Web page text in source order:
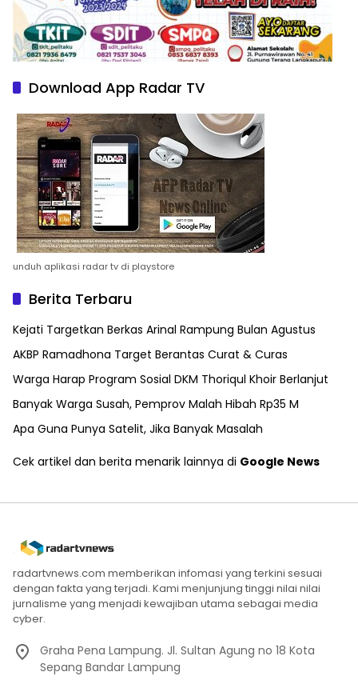
Download App Radar TV
unduh aplikasi radar tv di playstore
Berita Terbaru
Kejati Targetkan Berkas Arinal Rampung Bulan Agustus
AKBP Ramadhona Target Berantas Curat & Curas
Warga Harap Program Sosial DKM Thoriqul Khoir Berlanjut
Banyak Warga Susah, Pemprov Malah Hibah Rp35 M
Apa Guna Punya Satelit, Jika Banyak Masalah
Cek artikel dan berita menarik lainnya di Google News
radartvnews.com memberikan infomasi yang terkini sesuai
dengan fakta yang terjadi. Kami menjunjung tinggi nilai nilai
jurnalisme yang menjadi kewajiban utama sebagai media
cyber.
Graha Pena Lampung. Jl. Sultan Agung no 18 Kota
Sepang Bandar Lampung